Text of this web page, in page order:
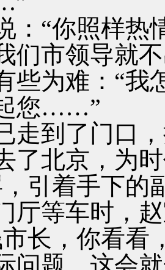
“你照样热
们市领导就
为难：“我
您……”
到了门口
了北京，为
引着手下的
厅等车时，
长，你看看